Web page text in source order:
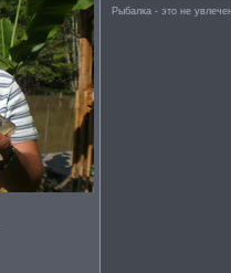
Рыбалка - это не